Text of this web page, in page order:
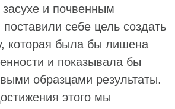
и почвенным
себе цель создать
которая была бы лишена
и показывала бы
образцами результаты.
этого мы